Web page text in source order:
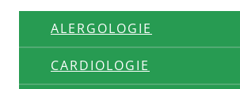
ALERGOLOGIE
CARDIOLOGIE